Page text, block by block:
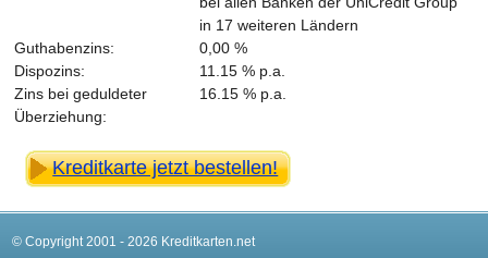
in 17 weiteren Ländern
Guthabenzins:
0,00 %
Dispozins:
11.15 % p.a.
Zins bei geduldeter
Überziehung:
16.15 % p.a.
Kreditkarte jetzt bestellen!
© Copyright 2001 - 2026 Kreditkarten.net